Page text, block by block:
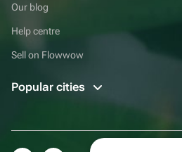
Our blog
Help centre
Sell on Flowwow
Popular cities